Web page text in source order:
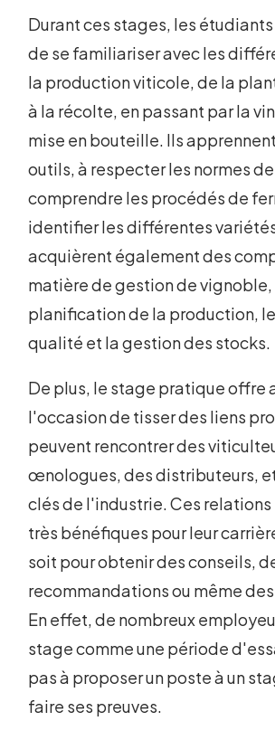
Durant ces stages, les
de se familiariser avec les
la production viticole, de la
à la récolte, en passant par la
mise en bouteille. Ils
outils, à respecter les normes
comprendre les procédés de
identifier les différentes
acquièrent également des
matière de gestion de
planification de la production,
qualité et la gestion des stocks.
De plus, le stage pratique offre
l'occasion de tisser des liens
peuvent rencontrer des
œnologues, des distributeurs,
clés de l'industrie. Ces
très bénéfiques pour leur
soit pour obtenir des conseils,
recommandations ou même
En effet, de nombreux
stage comme une période
pas à proposer un poste à un
faire ses preuves.